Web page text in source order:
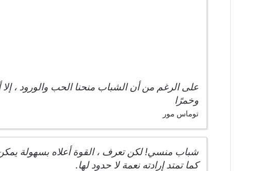
على الرغم من أن الشباب منحنا الحب والورود ، إلا
وخمرًا
توماس مور
شباب منسي! لكن تعرف ، القوة أعلاه بسهولة
كما تمتد إرادته نعمة لا حدود لها.